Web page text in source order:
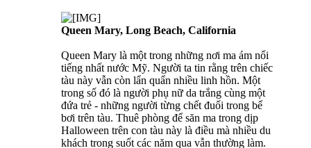
Queen Mary, Long Beach, California
Queen Mary là một trong những nơi ma ám nổi
tiếng nhất nước Mỹ. Người ta tin rằng trên chiếc
tàu này vẫn còn lẩn quẩn nhiều linh hồn. Một
trong số đó là người phụ nữ da trắng cùng một
đứa trẻ - những người từng chết đuối trong bể
bơi trên tàu. Thuê phòng để săn ma trong dịp
Halloween trên con tàu này là điều mà nhiều du
khách trong suốt các năm qua vẫn thường làm.